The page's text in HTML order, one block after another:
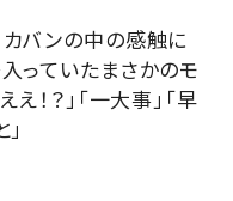
バンの中の感触に
ていたまさかのモ
え！？」「一大事」「早